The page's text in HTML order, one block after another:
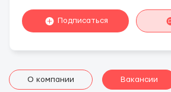
Подписаться
О компании Вакансии